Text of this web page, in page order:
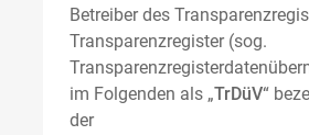
Betreiber des
Transparenzregister (sog.
im Folgenden als „TrDüV“
der